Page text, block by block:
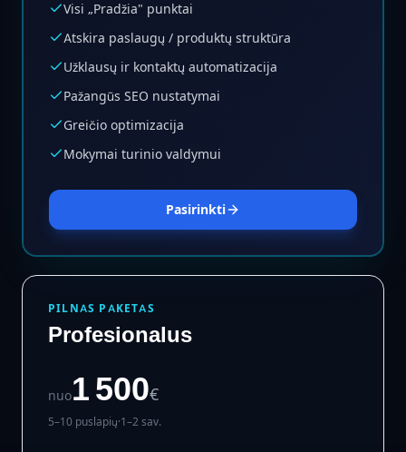
Visi „Pradžia" punktai
Atskira paslaugų / produktų struktūra
Užklausų ir kontaktų automatizacija
Pažangūs SEO nustatymai
Greičio optimizacija
Mokymai turinio valdymui
Pasirinkti
PILNAS PAKETAS
Profesionalus
nuo1 500€
5–10 puslapių·1–2 sav.